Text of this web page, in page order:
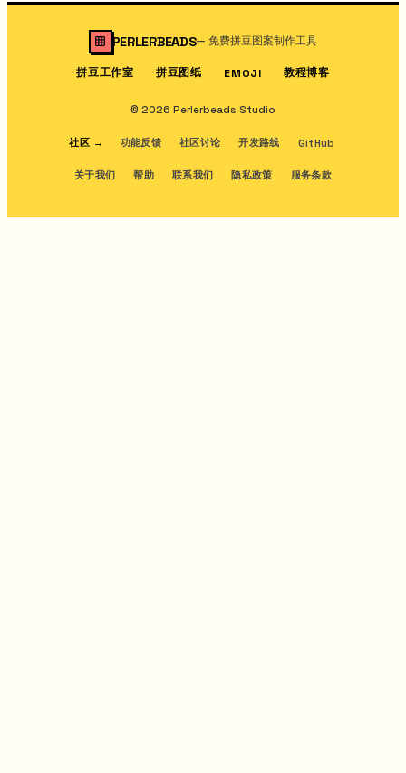
PERLERBEADS—免费拼豆图案制作工具
拼豆工作室 拼豆图纸 EMOJI 教程博客
© 2026 Perlerbeads Studio
社区 → 功能反馈 社区讨论 开发路线 GitHub
关于我们 帮助 联系我们 隐私政策 服务条款